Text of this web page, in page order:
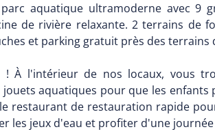
aquatique ultramoderne avec 9
de rivière relaxante. 2 terrains de
et parking gratuit près des terrains
À l'intérieur de nos locaux, vous
aquatiques pour que les
restaurant de restauration rapide
les jeux d'eau et profiter d'une